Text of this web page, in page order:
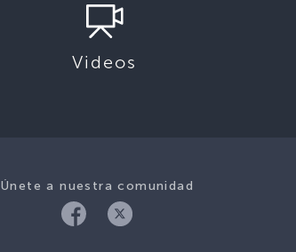
Videos
Únete a nuestra comunidad